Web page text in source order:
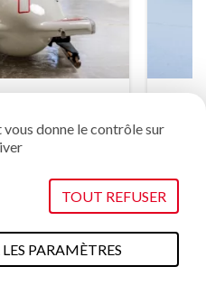
bonnet
donne le contrôle sur
TOUT REFUSER
PARAMÈTRES